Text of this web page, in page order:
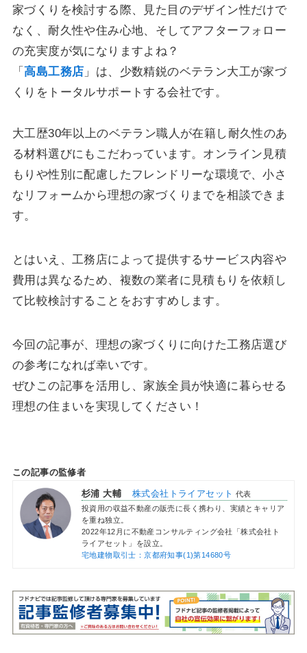
家づくりを検討する際、見た目のデザイン性だけで
なく、耐久性や住み心地、そしてアフターフォロー
の充実度が気になりますよね？
「 高島工務店 」は、少数精鋭のベテラン大工が家づ
くりをトータルサポートする会社です。
大工歴30年以上のベテラン職人が在籍し耐久性のあ
る材料選びにもこだわっています。オンライン見積
もりや性別に配慮したフレンドリーな環境で、小さ
なリフォームから理想の家づくりまでを相談できま
す。
とはいえ、工務店によって提供するサービス内容や
費用は異なるため、複数の業者に見積もりを依頼し
て比較検討することをおすすめします。
今回の記事が、理想の家づくりに向けた工務店選び
の参考になれば幸いです。
ぜひこの記事を活用し、家族全員が快適に暮らせる
理想の住まいを実現してください！
この記事の監修者
杉浦 大輔 株式会社トライアセット 代表
投資用の収益不動産の販売に長く携わり、実績とキャリア
を重ね独立。
2022年12月に不動産コンサルティング会社「株式会社ト
ライアセット」を設立。
宅地建物取引士：京都府知事(1)第14680号